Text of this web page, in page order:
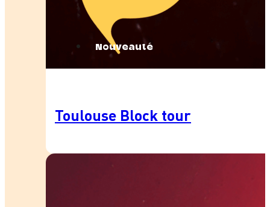
Nouveauté
Toulouse Block tour